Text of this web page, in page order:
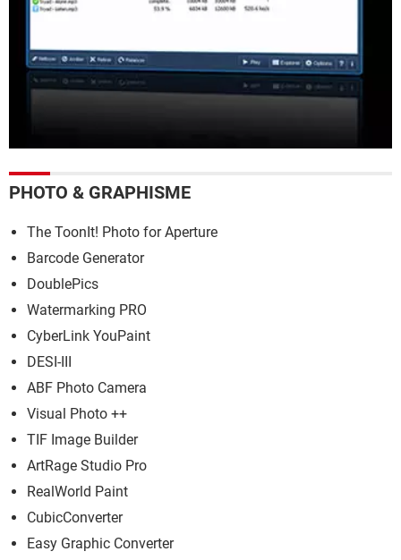
PHOTO & GRAPHISME
The ToonIt! Photo for Aperture
Barcode Generator
DoublePics
Watermarking PRO
CyberLink YouPaint
DESI-III
ABF Photo Camera
Visual Photo ++
TIF Image Builder
ArtRage Studio Pro
RealWorld Paint
CubicConverter
Easy Graphic Converter